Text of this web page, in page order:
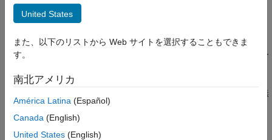
チェックの構成
すべての割り込みを無効にする (-routine-
interrupts)
説明
設定
依存関係
割り込みを無効にして再度有効にするルーチンの指定
現在のものを除き、すべてのタスクと割り込みを無効にするルー
このオプションに指定するルーチンは、次のすべてに優先して無
効にします。
非周期のタスク。
United States
また、以下のリストから Web サイトを選択することもできま
す。
南北アメリカ
América Latina (Español)
Canada (English)
United States (English)